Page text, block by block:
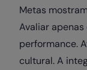
Metas
Avaliar
performance.
cultural. A